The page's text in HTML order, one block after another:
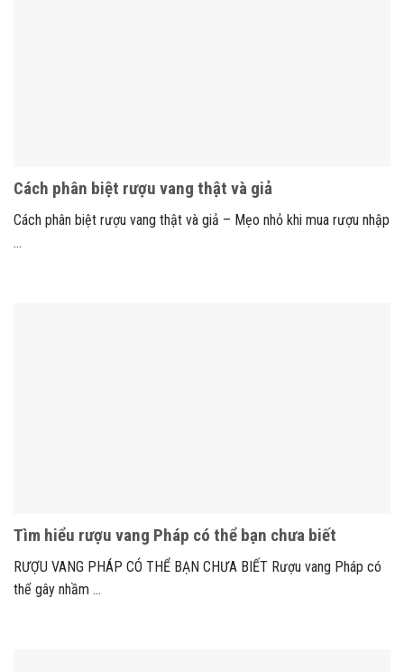
Cách phân biệt rượu vang thật và giả
Cách phân biệt rượu vang thật và giả – Mẹo nhỏ khi mua rượu nhập
...
Tìm hiểu rượu vang Pháp có thể bạn chưa biết
RƯỢU VANG PHÁP CÓ THỂ BẠN CHƯA BIẾT Rượu vang Pháp có
thể gây nhầm ...